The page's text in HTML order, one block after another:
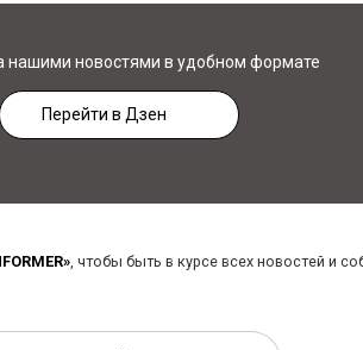
нашими новостями в удобном формате
Перейти в Дзен
, чтобы быть в курсе всех новостей и